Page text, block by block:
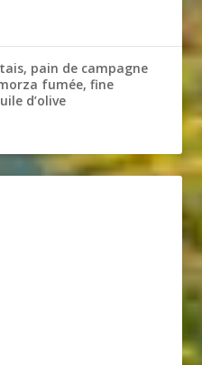
pain de campagne
fumée, fine
d’olive